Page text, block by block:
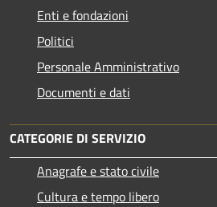
Enti e fondazioni
Politici
Personale Amministrativo
Documenti e dati
CATEGORIE DI SERVIZIO
Anagrafe e stato civile
Cultura e tempo libero